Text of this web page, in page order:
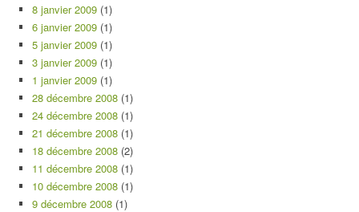
8 janvier 2009 (1)
6 janvier 2009 (1)
5 janvier 2009 (1)
3 janvier 2009 (1)
1 janvier 2009 (1)
28 décembre 2008 (1)
24 décembre 2008 (1)
21 décembre 2008 (1)
18 décembre 2008 (2)
11 décembre 2008 (1)
10 décembre 2008 (1)
9 décembre 2008 (1)